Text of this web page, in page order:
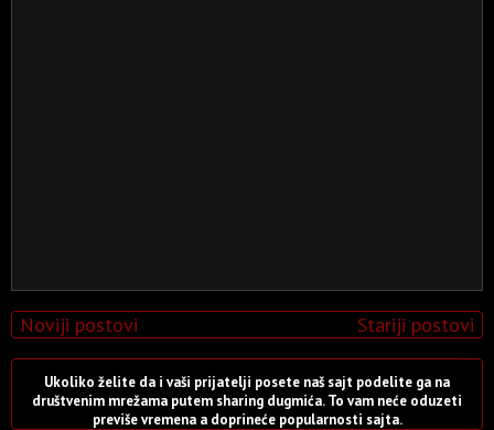
Noviji postovi Stariji postovi
Ukoliko želite da i vaši prijatelji posete naš sajt podelite ga na
društvenim mrežama putem sharing dugmića. To vam neće oduzeti
previše vremena a doprineće popularnosti sajta.